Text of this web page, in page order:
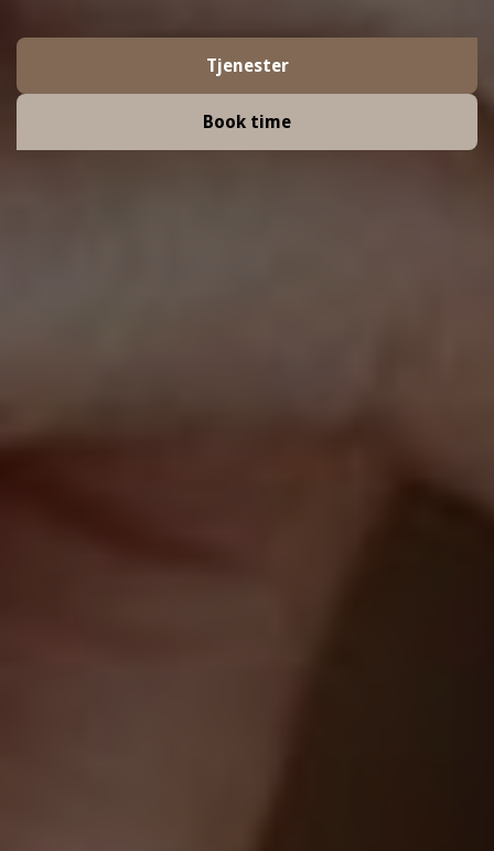
Tjenester
Book time